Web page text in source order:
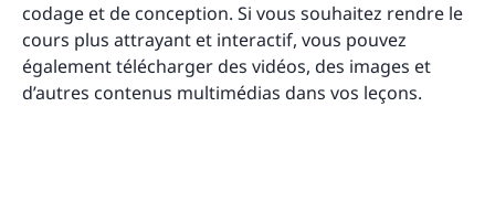
codage et de conception. Si vous souhaitez rendre le
cours plus attrayant et interactif, vous pouvez
également télécharger des vidéos, des images et
d’autres contenus multimédias dans vos leçons.